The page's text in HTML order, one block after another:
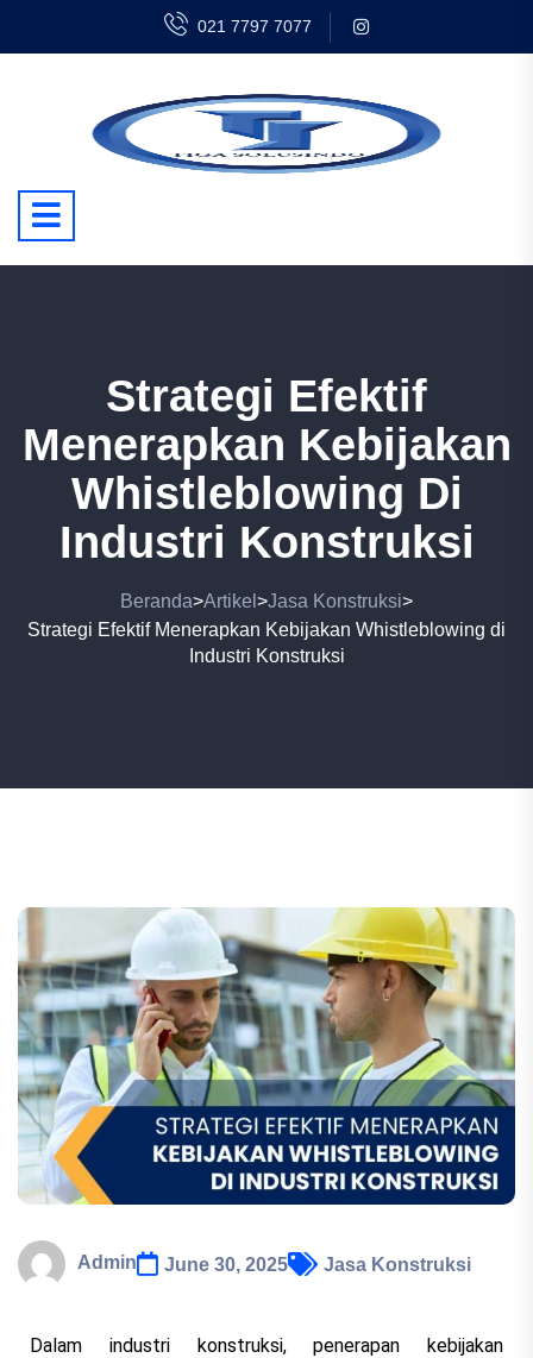
021 7797 7077
Strategi Efektif
Menerapkan Kebijakan
Whistleblowing Di
Industri Konstruksi
Beranda>Artikel >Jasa Konstruksi>
Strategi Efektif Menerapkan Kebijakan Whistleblowing di
Industri Konstruksi
Admin June 30, 2025 Jasa Konstruksi
Dalam industri konstruksi, penerapan kebijakan